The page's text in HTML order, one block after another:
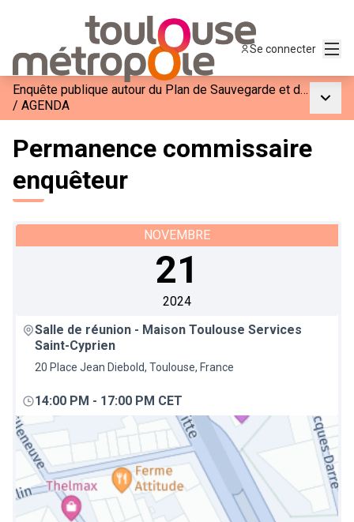
Se connecter
Enquête publique autour du Plan de Sauvegarde et de Mise en Valeur du Site Patrimonial Remarquable
/ AGENDA
Permanence commissaire
enquêteur
NOVEMBRE
21
2024
Salle de réunion - Maison Toulouse Services
Saint-Cyprien
20 Place Jean Diebold, Toulouse, France
14:00 PM - 17:00 PM CET